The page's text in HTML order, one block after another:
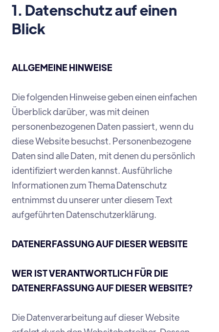
1. Datenschutz auf einen
Blick
ALLGEMEINE HINWEISE
Die folgenden Hinweise geben einen einfachen
Überblick darüber, was mit deinen
personenbezogenen Daten passiert, wenn du
diese Website besuchst. Personenbezogene
Daten sind alle Daten, mit denen du persönlich
identifiziert werden kannst. Ausführliche
Informationen zum Thema Datenschutz
entnimmst du unserer unter diesem Text
aufgeführten Datenschutzerklärung.
DATENERFASSUNG AUF DIESER WEBSITE
WER IST VERANTWORTLICH FÜR DIE
DATENERFASSUNG AUF DIESER WEBSITE?
Die Datenverarbeitung auf dieser Website